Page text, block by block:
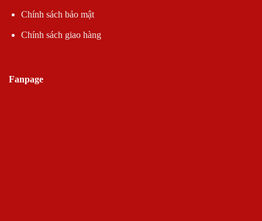
Chính sách bảo mật
Chính sách giao hàng
Fanpage